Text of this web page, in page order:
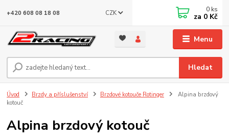
Menu
CZK
Hledat
+420 608 08 18 08 0 ks
za 0 Kč
Úvod Brzdy a příslušenství Brzdové kotouče Rotinger
Alpina brzdový
kotouč
Alpina brzdový kotouč